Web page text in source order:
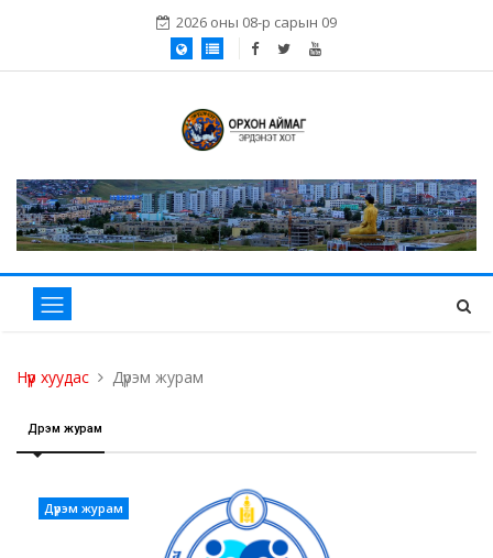
2026 оны 08-р сарын 09
Нүүр хуудас Дүрэм журам
Дүрэм журам
Дүрэм журам